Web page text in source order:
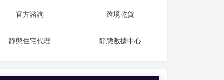
官方諮詢 跨境乾貨
靜態住宅代理 靜態數據中心